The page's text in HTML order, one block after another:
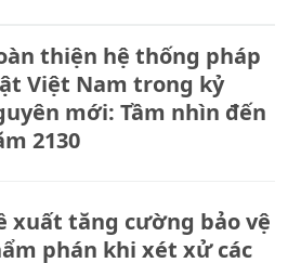
thiện hệ thống pháp
Việt Nam trong kỷ
mới: Tầm nhìn đến
2130
xuất tăng cường bảo vệ
phán khi xét xử các